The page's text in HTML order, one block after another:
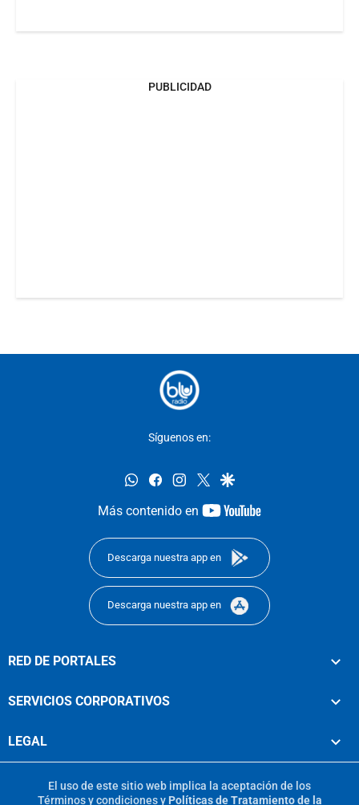
PUBLICIDAD
Síguenos en:
whatsappfacebookinstagram
twittergoogle
Más contenido en
youtube-
Descarga nuestra app en
Descarga nuestra app en
RED DE PORTALES
SERVICIOS CORPORATIVOS
LEGAL
El uso de este sitio web implica la aceptación de los
Términos y condicionesy Políticas de Tratamiento de la